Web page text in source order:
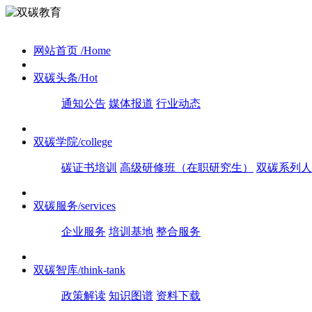
网站首页 /Home
双碳头条/Hot
通知公告 媒体报道 行业动态
双碳学院/college
碳证书培训 高级研修班（在职研究生） 双碳系列
双碳服务/services
企业服务 培训基地 整合服务
双碳智库/think-tank
政策解读 知识图谱 资料下载